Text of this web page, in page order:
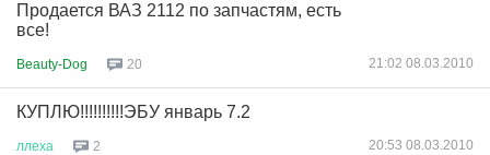
Продается ВАЗ 2112 по запчастям, есть
все!
Beauty-Dog 20 21:02 08.03.2010
КУПЛЮ!!!!!!!!!!ЭБУ январь 7.2
ллеха 2 20:53 08.03.2010